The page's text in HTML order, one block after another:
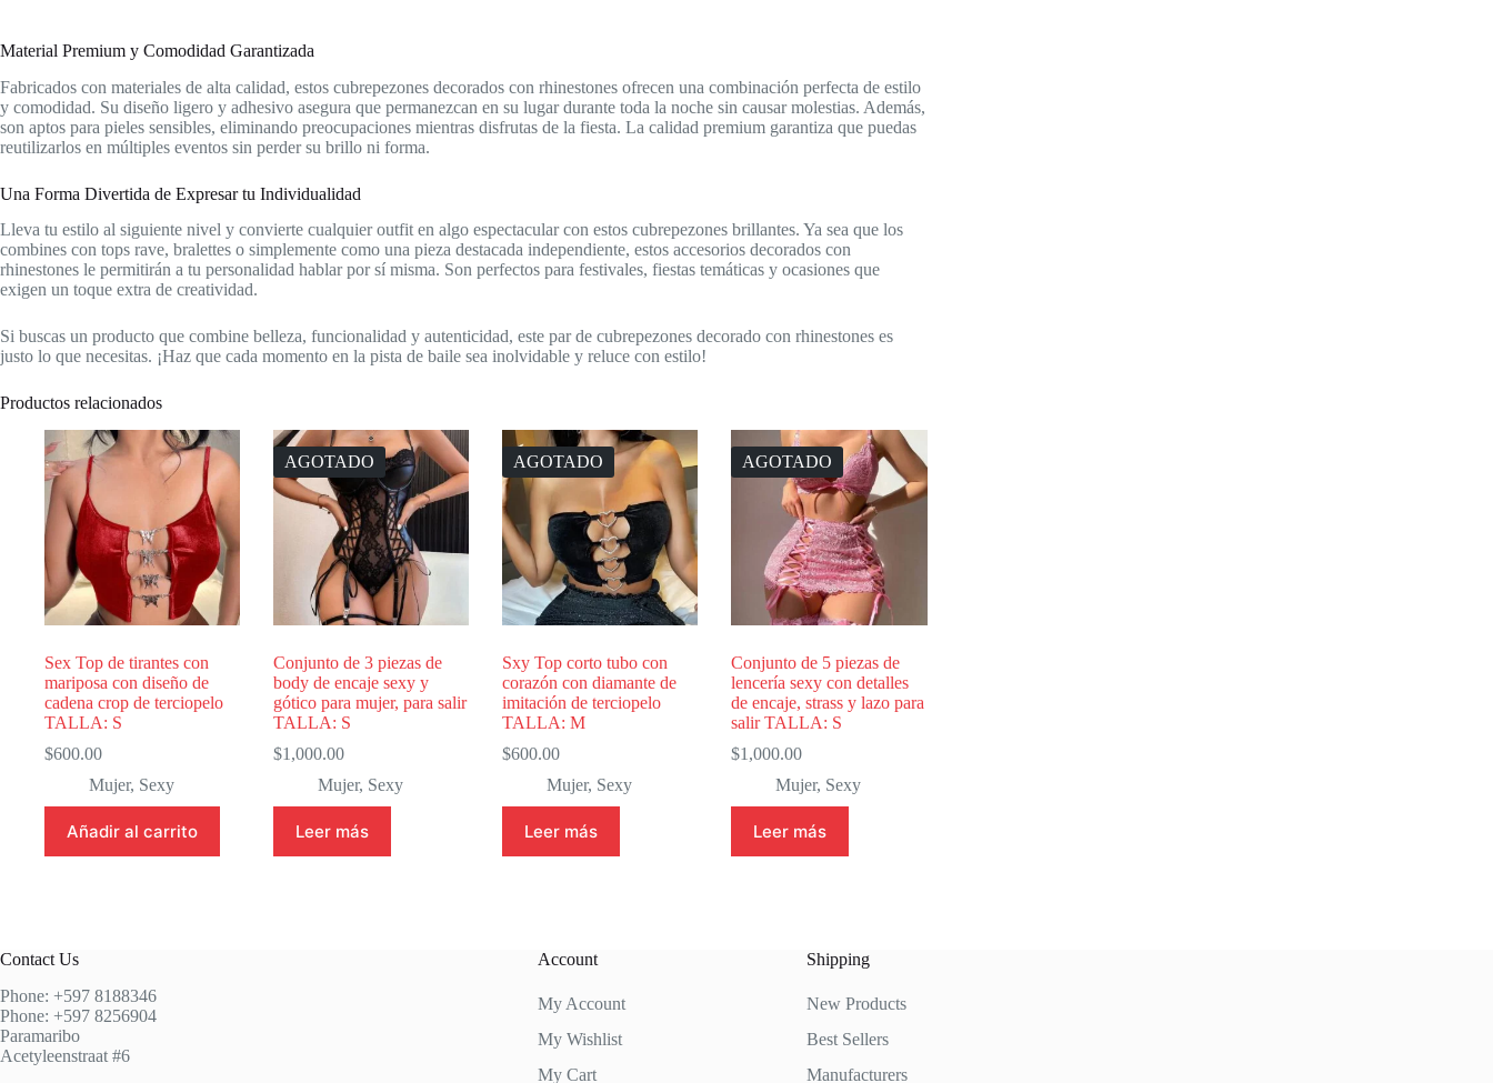
Material Premium y Comodidad Garantizada
Fabricados con materiales de alta calidad, estos cubrepezones decorados con rhinestones ofrecen una combinación perfecta de estilo
y comodidad. Su diseño ligero y adhesivo asegura que permanezcan en su lugar durante toda la noche sin causar molestias. Además,
son aptos para pieles sensibles, eliminando preocupaciones mientras disfrutas de la fiesta. La calidad premium garantiza que puedas
reutilizarlos en múltiples eventos sin perder su brillo ni forma.
Una Forma Divertida de Expresar tu Individualidad
Lleva tu estilo al siguiente nivel y convierte cualquier outfit en algo espectacular con estos cubrepezones brillantes. Ya sea que los
combines con tops rave, bralettes o simplemente como una pieza destacada independiente, estos accesorios decorados con
rhinestones le permitirán a tu personalidad hablar por sí misma. Son perfectos para festivales, fiestas temáticas y ocasiones que
exigen un toque extra de creatividad.
Si buscas un producto que combine belleza, funcionalidad y autenticidad, este par de cubrepezones decorado con rhinestones es
justo lo que necesitas. ¡Haz que cada momento en la pista de baile sea inolvidable y reluce con estilo!
Productos relacionados
Sex Top de tirantes con
mariposa con diseño de
cadena crop de terciopelo
TALLA: S
$600.00
Mujer, Sexy
Añadir al carrito
AGOTADO
Conjunto de 3 piezas de
body de encaje sexy y
gótico para mujer, para salir
TALLA: S
$1,000.00
Mujer, Sexy
Leer más
AGOTADO
Sxy Top corto tubo con
corazón con diamante de
imitación de terciopelo
TALLA: M
$600.00
Mujer, Sexy
Leer más
AGOTADO
Conjunto de 5 piezas de
lencería sexy con detalles
de encaje, strass y lazo para
salir TALLA: S
$1,000.00
Mujer, Sexy
Leer más
Contact Us
Phone: +597 8188346
Phone: +597 8256904
Paramaribo
Acetyleenstraat #6
Account
My Account
My Wishlist
My Cart
Shipping
New Products
Best Sellers
Manufacturers